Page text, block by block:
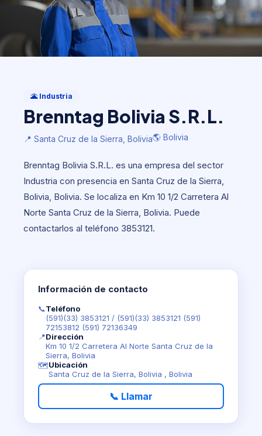
Brenntag Bolivia S.R.L.
📍 Santa Cruz de la Sierra, Bolivia🌎 Bolivia
🌋 Industria
Brenntag Bolivia S.R.L.
📍 Santa Cruz de la Sierra, Bolivia🌎 Bolivia
Brenntag Bolivia S.R.L. es una empresa del sector
Industria con presencia en Santa Cruz de la Sierra,
Bolivia, Bolivia. Se localiza en Km 10 1/2 Carretera Al
Norte Santa Cruz de la Sierra, Bolivia. Puede
contactarlos al teléfono 3853121.
Información de contacto
📞Teléfono
(591)(33) 3853121 / (591)(33) 3853121 (591)
72153812 (591) 72136349
📍Dirección
Km 10 1/2 Carretera Al Norte Santa Cruz de la
Sierra, Bolivia
🗺️Ubicación
Santa Cruz de la Sierra, Bolivia , Bolivia
📞 Llamar